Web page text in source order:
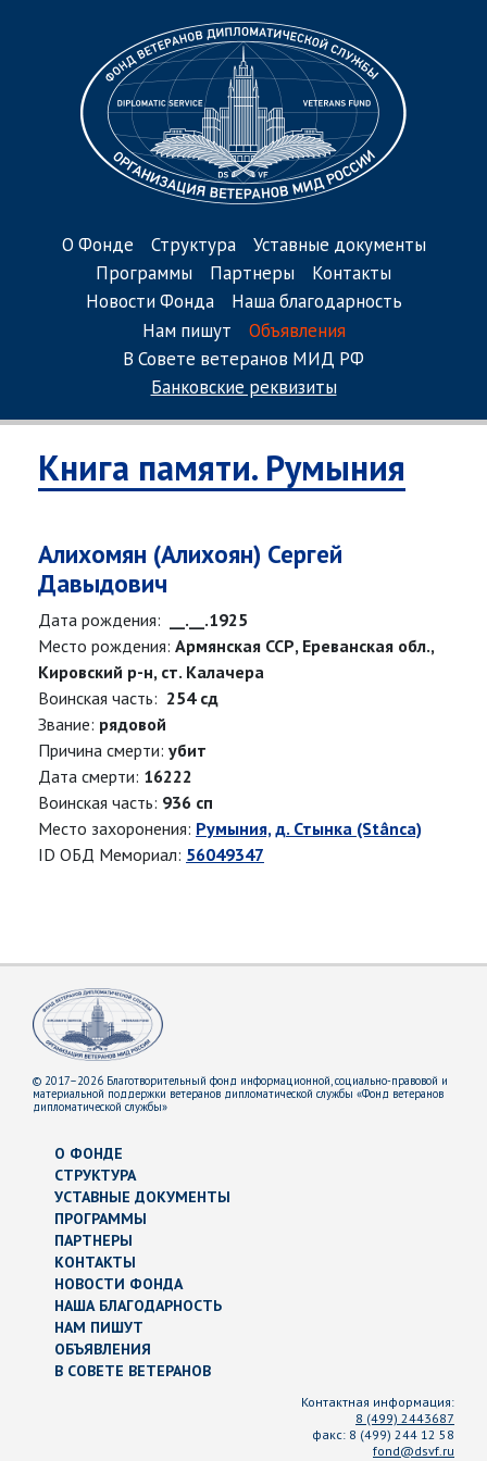
О Фонде Структура
Уставные документы
Программы
Партнеры
Контакты
Новости Фонда
Наша благодарность
Нам пишут
Объявления
В Совете ветеранов МИД РФ
Банковские реквизиты
Книга памяти. Румыния
Алихомян (Алихоян) Сергей
Давыдович
Дата рождения:
__.__.1925
Место рождения: Армянская ССР, Ереванская обл.,
Кировский р-н, ст. Калачера
Воинская часть: 254 сд
Звание: рядовой
Причина смерти: убит
Дата смерти: 16222
Воинская часть: 936 сп
Место захоронения: Румыния, д. Стынка (Stânca)
ID ОБД Мемориал: 56049347
© 2017–2026 Благотворительный фонд информационной, социально-правовой и
материальной поддержки ветеранов дипломатической службы «Фонд ветеранов
дипломатической службы»
О ФОНДЕ
СТРУКТУРА
УСТАВНЫЕ ДОКУМЕНТЫ
ПРОГРАММЫ
ПАРТНЕРЫ
КОНТАКТЫ
НОВОСТИ ФОНДА
НАША БЛАГОДАРНОСТЬ
НАМ ПИШУТ
ОБЪЯВЛЕНИЯ
В СОВЕТЕ ВЕТЕРАНОВ
Контактная информация:
8 (499) 2443687
факс: 8 (499) 244 12 58
fond@dsvf.ru